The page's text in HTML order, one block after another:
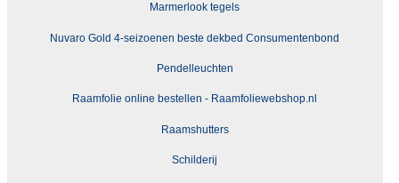
Marmerlook tegels
Nuvaro Gold 4-seizoenen beste dekbed Consumentenbond
Pendelleuchten
Raamfolie online bestellen - Raamfoliewebshop.nl
Raamshutters
Schilderij